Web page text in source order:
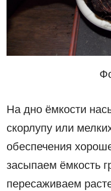
На дно ёмкости
скорлупу или
обеспечения
засыпаем ёмкость
пересаживаем